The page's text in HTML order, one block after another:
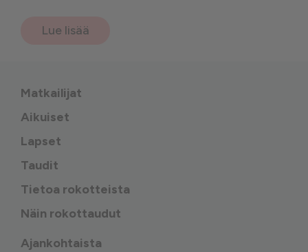
Lue lisää
Matkailijat
Aikuiset
Lapset
Taudit
Tietoa rokotteista
Näin rokottaudut
Ajankohtaista